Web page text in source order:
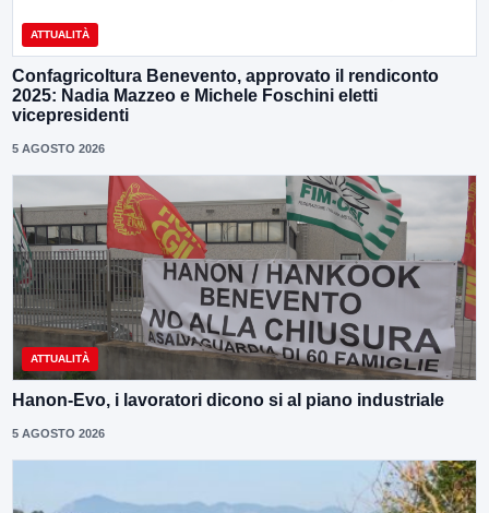
ATTUALITÀ
Confagricoltura Benevento, approvato il rendiconto
2025: Nadia Mazzeo e Michele Foschini eletti
vicepresidenti
5 AGOSTO 2026
ATTUALITÀ
Hanon-Evo, i lavoratori dicono si al piano industriale
5 AGOSTO 2026